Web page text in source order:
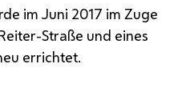
im Juni 2017 im Zuge
Straße und eines
errichtet.